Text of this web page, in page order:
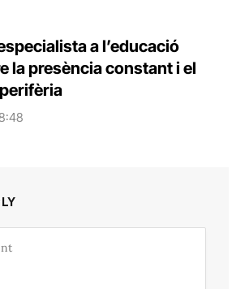
a l’educació
la presència constant i el